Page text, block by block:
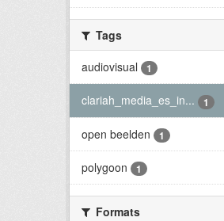
Tags
audiovisual
1
clariah_media_es_in... 1
open beelden 1
polygoon 1
Formats